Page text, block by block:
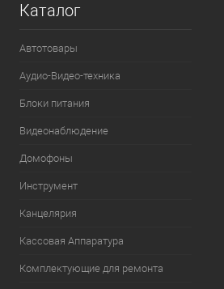
Каталог
Автотовары
Аудио-Видео-техника
Блоки питания
Видеонаблюдение
Домофоны
Инструмент
Канцелярия
Кассовая Аппаратура
Комплектующие для ремонта